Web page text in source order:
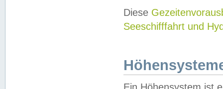
Diese
Seeschifffahrt und